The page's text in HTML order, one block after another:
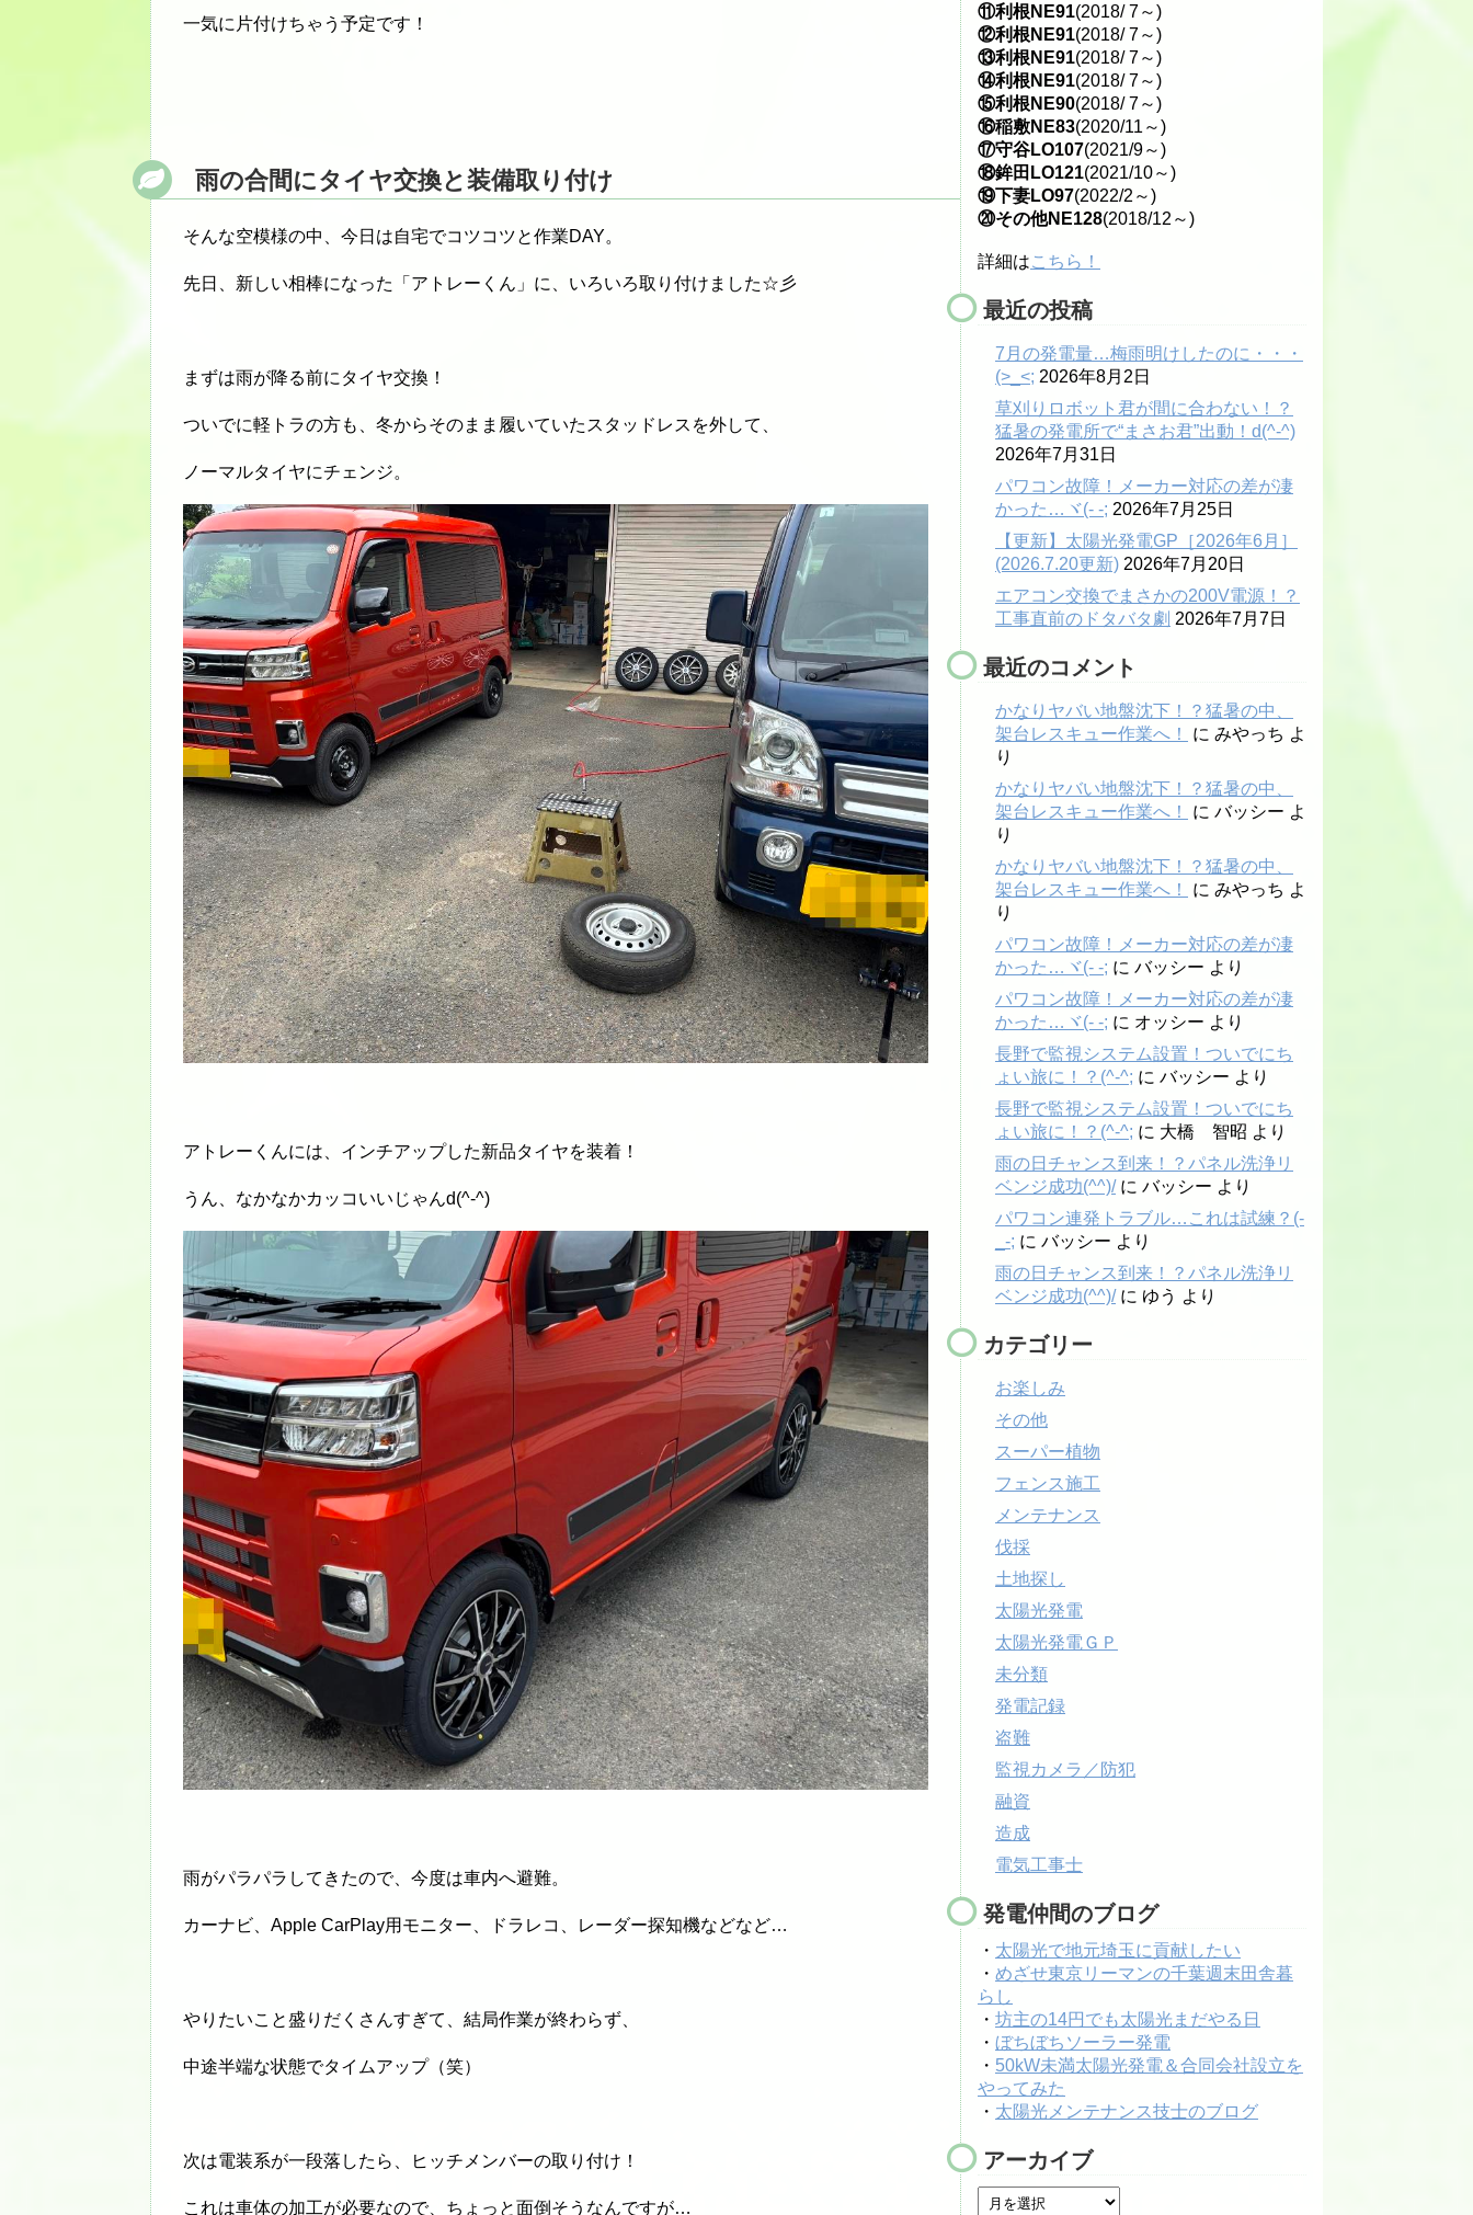
一気に片付けちゃう予定です！
雨の合間にタイヤ交換と装備取り付け
そんな空模様の中、今日は自宅でコツコツと作業DAY。
先日、新しい相棒になった「アトレーくん」に、いろいろ取り付けました☆彡
まずは雨が降る前にタイヤ交換！
ついでに軽トラの方も、冬からそのまま履いていたスタッドレスを外して、
ノーマルタイヤにチェンジ。
アトレーくんには、インチアップした新品タイヤを装着！
うん、なかなかカッコいいじゃんd(^-^)
雨がパラパラしてきたので、今度は車内へ避難。
カーナビ、Apple CarPlay用モニター、ドラレコ、レーダー探知機などなど…
やりたいこと盛りだくさんすぎて、結局作業が終わらず、
中途半端な状態でタイムアップ（笑）
次は電装系が一段落したら、ヒッチメンバーの取り付け！
これは車体の加工が必要なので、ちょっと面倒そうなんですが…
⑪利根NE91(2018/ 7～)
⑫利根NE91(2018/ 7～)
⑬利根NE91(2018/ 7～)
⑭利根NE91(2018/ 7～)
⑮利根NE90(2018/ 7～)
⑯稲敷NE83(2020/11～)
⑰守谷LO107(2021/9～)
⑱鉾田LO121(2021/10～)
⑲下妻LO97(2022/2～)
⑳その他NE128(2018/12～)
詳細はこちら！
最近の投稿
7月の発電量…梅雨明けしたのに・・・
(>_<; 2026年8月2日
草刈りロボット君が間に合わない！？
猛暑の発電所で“まさお君”出動！d(^-^)
2026年7月31日
パワコン故障！メーカー対応の差が凄
かった…ヾ(- -; 2026年7月25日
【更新】太陽光発電GP［2026年6月］
(2026.7.20更新) 2026年7月20日
エアコン交換でまさかの200V電源！？
工事直前のドタバタ劇 2026年7月7日
最近のコメント
かなりヤバい地盤沈下！？猛暑の中、
架台レスキュー作業へ！
に みやっち よ
り
かなりヤバい地盤沈下！？猛暑の中、
架台レスキュー作業へ！
に バッシー よ
り
かなりヤバい地盤沈下！？猛暑の中、
架台レスキュー作業へ！
に みやっち よ
り
パワコン故障！メーカー対応の差が凄
かった…ヾ(- -; に バッシー より
パワコン故障！メーカー対応の差が凄
かった…ヾ(- -; に オッシー より
長野で監視システム設置！ついでにち
ょい旅に！？(^-^; に バッシー より
長野で監視システム設置！ついでにち
ょい旅に！？(^-^; に 大橋 智昭 より
雨の日チャンス到来！？パネル洗浄リ
ベンジ成功(^^)/に バッシー より
パワコン連発トラブル…これは試練？(-
_-; に バッシー より
雨の日チャンス到来！？パネル洗浄リ
ベンジ成功(^^)/に ゆう より
カテゴリー
お楽しみ
その他
スーパー植物
フェンス施工
メンテナンス
伐採
土地探し
太陽光発電
太陽光発電ＧＰ
未分類
発電記録
盗難
監視カメラ／防犯
融資
造成
電気工事士
発電仲間のブログ
・ 太陽光で地元埼玉に貢献したい
・ めざせ東京リーマンの千葉週末田舎暮
らし
・ 坊主の14円でも太陽光まだやる日
・ ぼちぼちソーラー発電
・ 50kW未満太陽光発電＆合同会社設立を
やってみた
・ 太陽光メンテナンス技士のブログ
アーカイブ